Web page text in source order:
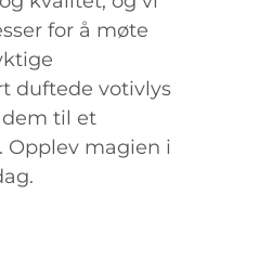
for å møte
duftede votivlys
dem til et
Opplev magien i